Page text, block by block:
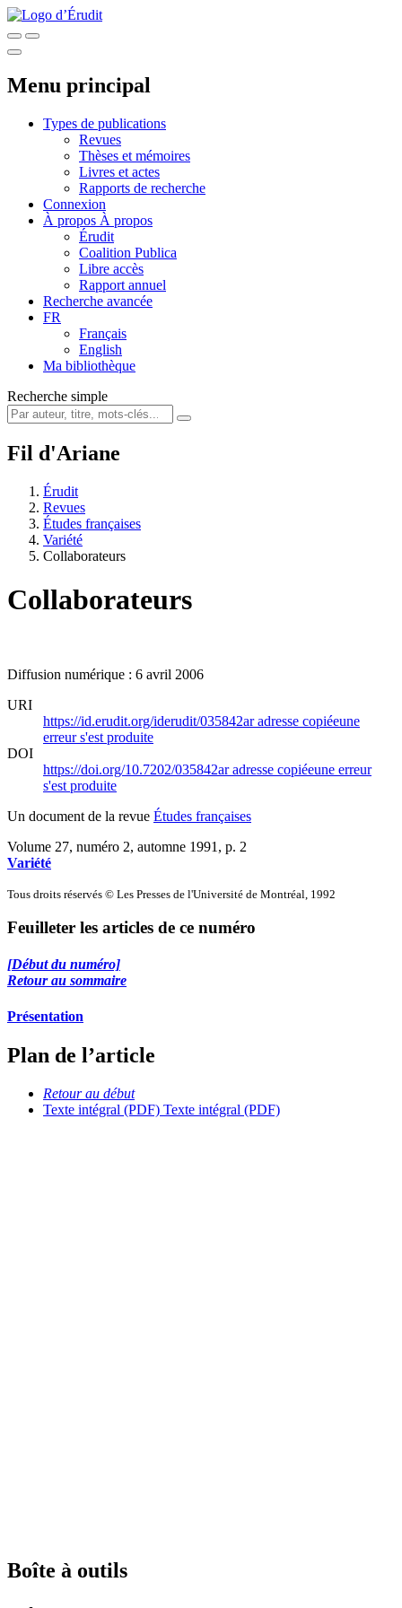
Menu principal
Types de publications
Revues
Thèses et mémoires
Livres et actes
Rapports de recherche
Connexion
À propos À propos
Érudit
Coalition Publica
Libre accès
Rapport annuel
Recherche avancée
FR
Français
English
Ma bibliothèque
Recherche simple
Fil d'Ariane
Érudit
Revues
Études françaises
Variété
Collaborateurs
Collaborateurs
Diffusion numérique : 6 avril 2006
URI
https://id.erudit.org/iderudit/035842aradresse copiéeune
erreur s'est produite
DOI
https://doi.org/10.7202/035842aradresse copiéeune erreur
s'est produite
Un document de la revue Études françaises
Volume 27, numéro 2, automne 1991 , p. 2
Variété
Tous droits réservés © Les Presses de l'Université de Montréal, 1992
Feuilleter les articles de ce numéro
[Début du numéro]
Retour au sommaire
Présentation
Plan de l’article
Retour au début
Texte intégral (PDF) Texte intégral (PDF)
Boîte à outils